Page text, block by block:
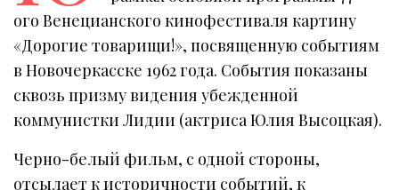
ого Венецианского кинофестиваля картину
«Дорогие товарищи!», посвященную событиям
в Новочеркасске 1962 года. События показаны
сквозь призму видения убежденной
коммунистки Лидии (актриса Юлия Высоцкая).
Черно-белый фильм, с одной стороны,
отсылает к историчности событий, к